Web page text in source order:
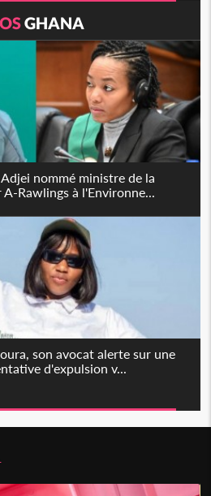
GHANA
nommé ministre de la
Rawlings à l'Environne...
son avocat alerte sur une
d'expulsion v...